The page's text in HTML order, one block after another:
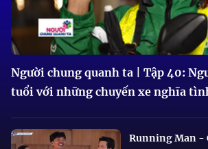
Người chung quanh ta | Tập 40:
tuổi với những chuyến xe nghĩa
Running Man -